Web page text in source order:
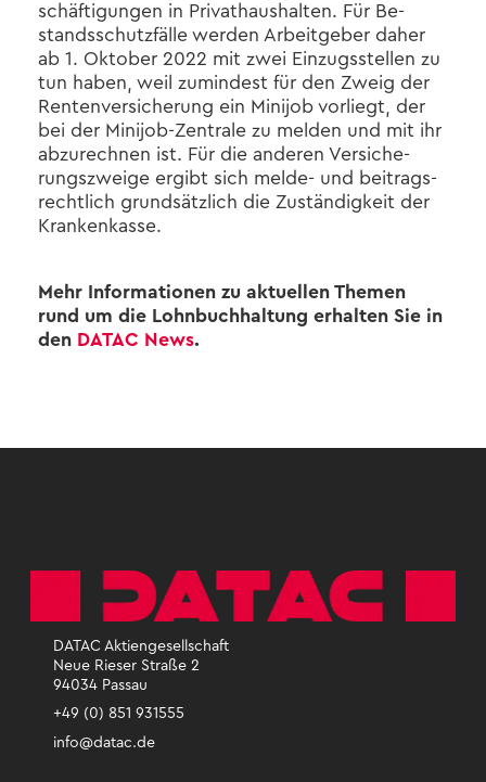
schäf­ti­gun­gen in Pri­vat­haus­hal­ten. Für Be­
stands­schutz­fäl­le wer­den Ar­beit­ge­ber daher
ab 1. Ok­to­ber 2022 mit zwei Ein­zugs­stel­len zu
tun haben, weil zu­min­dest für den Zweig der
Ren­ten­ver­si­che­rung ein Mi­ni­job vor­liegt, der
bei der Minijob-​Zentrale zu mel­den und mit ihr
ab­zu­rech­nen ist. Für die an­de­ren Ver­si­che­
rungs­zwei­ge er­gibt sich melde-​ und bei­trags­
recht­lich grund­sätz­lich die Zu­stän­dig­keit der
Kran­ken­kas­se.
Mehr In­for­ma­tio­nen zu ak­tu­el­len The­men
rund um die Lohn­buch­hal­tung er­hal­ten Sie in
den DATAC News.
DATAC Aktiengesellschaft
Neue Rieser Straße 2
94034 Passau
+49 (0) 851 931555
info@datac.de